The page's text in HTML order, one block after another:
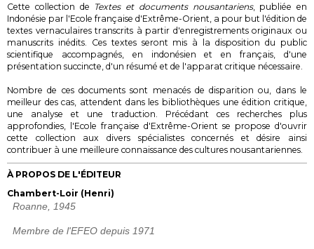
Cette collection de Textes et documents nousantariens, publiée en
Indonésie par l'Ecole française d'Extrême-Orient, a pour but l'édition de
textes vernaculaires transcrits à partir d'enregistrements originaux ou
manuscrits inédits. Ces textes seront mis à la disposition du public
scientifique accompagnés, en indonésien et en français, d'une
présentation succincte, d'un résumé et de l'apparat critique nécessaire.
Nombre de ces documents sont menacés de disparition ou, dans le
meilleur des cas, attendent dans les bibliothèques une édition critique,
une analyse et une traduction. Précédant ces recherches plus
approfondies, l'Ecole française d'Extrême-Orient se propose d'ouvrir
cette collection aux divers spécialistes concernés et désire ainsi
contribuer à une meilleure connaissance des cultures nousantariennes.
À PROPOS DE L'ÉDITEUR
Chambert-Loir (Henri)
Roanne, 1945
Membre de l'EFEO depuis 1971